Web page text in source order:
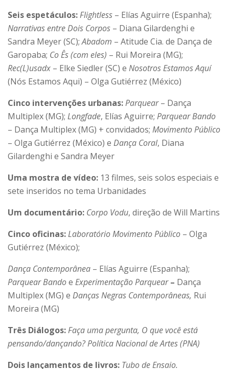
Seis espetáculos:Flightless – Elías Aguirre (Espanha);
Narrativas entre Dois Corpos – Diana Gilardenghi e
Sandra Meyer (SC);Abadom – Atitude Cia. de Dança de
Garopaba; Co Ês (com eles) – Rui Moreira (MG);
Rec(L)usadx – Elke Siedler (SC) e Nosotros Estamos Aquí
(Nós Estamos Aqui) – Olga Gutiérrez (México)
Cinco intervenções urbanas:Parquear– Dança
Multiplex (MG); Longfade, Elías Aguirre; Parquear Bando
– Dança Multiplex (MG) + convidados; MovimentoPúblico
– Olga Gutiérrez (México) e Dança Coral, Diana
Gilardenghi e Sandra Meyer
Uma mostra de vídeo: 13 filmes, seis solos especiais e
sete inseridos no tema Urbanidades
Um documentário: Corpo Vodu, direção de Will Martins
Cinco oficinas:Laboratório Movimento Público – Olga
Gutiérrez (México);
Dança Contemporânea – Elías Aguirre (Espanha);
Parquear Bandoe Experimentação Parquear– Dança
Multiplex (MG) e Danças Negras Contemporâneas, Rui
Moreira (MG)
Três Diálogos:Faça uma pergunta, O que você está
pensando/dançando? Política Nacional de Artes (PNA)
Dois lançamentos de livros: Tubo de Ensaio.